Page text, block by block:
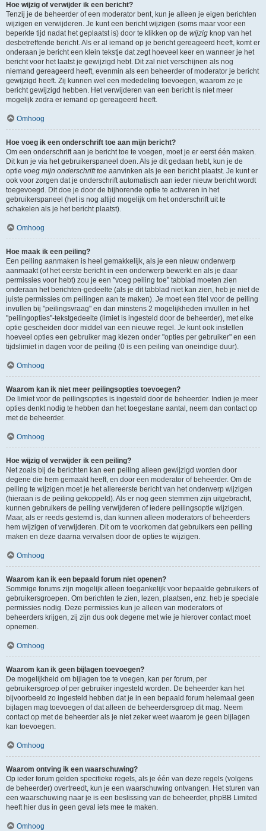
Hoe wijzig of verwijder ik een bericht?
Tenzij je de beheerder of een moderator bent, kun je alleen je eigen berichten
wijzigen en verwijderen. Je kunt een bericht wijzigen (soms maar voor een
beperkte tijd nadat het geplaatst is) door te klikken op de wijzig knop van het
desbetreffende bericht. Als er al iemand op je bericht gereageerd heeft, komt er
onderaan je bericht een klein tekstje dat zegt hoeveel keer en wanneer je het
bericht voor het laatst je gewijzigd hebt. Dit zal niet verschijnen als nog
niemand gereageerd heeft, evenmin als een beheerder of moderator je bericht
gewijzigd heeft. Zij kunnen wel een mededeling toevoegen, waarom ze je
bericht gewijzigd hebben. Het verwijderen van een bericht is niet meer
mogelijk zodra er iemand op gereageerd heeft.
Omhoog
Hoe voeg ik een onderschrift toe aan mijn bericht?
Om een onderschrift aan je bericht toe te voegen, moet je er eerst één maken.
Dit kun je via het gebruikerspaneel doen. Als je dit gedaan hebt, kun je de
optie voeg mijn onderschrift toe aanvinken als je een bericht plaatst. Je kunt er
ook voor zorgen dat je onderschrift automatisch aan ieder nieuw bericht wordt
toegevoegd. Dit doe je door de bijhorende optie te activeren in het
gebruikerspaneel (het is nog altijd mogelijk om het onderschrift uit te
schakelen als je het bericht plaatst).
Omhoog
Hoe maak ik een peiling?
Een peiling aanmaken is heel gemakkelijk, als je een nieuw onderwerp
aanmaakt (of het eerste bericht in een onderwerp bewerkt en als je daar
permissies voor hebt) zou je een "voeg peiling toe" tabblad moeten zien
onderaan het berichten-gedeelte (als je dit tabblad niet kan zien, heb je niet de
juiste permissies om peilingen aan te maken). Je moet een titel voor de peiling
invullen bij "peilingsvraag" en dan minstens 2 mogelijkheden invullen in het
"peilingopties"-tekstgedeelte (limiet is ingesteld door de beheerder), met elke
optie gescheiden door middel van een nieuwe regel. Je kunt ook instellen
hoeveel opties een gebruiker mag kiezen onder "opties per gebruiker" en een
tijdslimiet in dagen voor de peiling (0 is een peiling van oneindige duur).
Omhoog
Waarom kan ik niet meer peilingsopties toevoegen?
De limiet voor de peilingsopties is ingesteld door de beheerder. Indien je meer
opties denkt nodig te hebben dan het toegestane aantal, neem dan contact op
met de beheerder.
Omhoog
Hoe wijzig of verwijder ik een peiling?
Net zoals bij de berichten kan een peiling alleen gewijzigd worden door
degene die hem gemaakt heeft, en door een moderator of beheerder. Om de
peiling te wijzigen moet je het allereerste bericht van het onderwerp wijzigen
(hieraan is de peiling gekoppeld). Als er nog geen stemmen zijn uitgebracht,
kunnen gebruikers de peiling verwijderen of iedere peilingsoptie wijzigen.
Maar, als er reeds gestemd is, dan kunnen alleen moderators of beheerders
hem wijzigen of verwijderen. Dit om te voorkomen dat gebruikers een peiling
maken en deze daarna vervalsen door de opties te wijzigen.
Omhoog
Waarom kan ik een bepaald forum niet openen?
Sommige forums zijn mogelijk alleen toegankelijk voor bepaalde gebruikers of
gebruikersgroepen. Om berichten te zien, lezen, plaatsen, enz. heb je speciale
permissies nodig. Deze permissies kun je alleen van moderators of
beheerders krijgen, zij zijn dus ook degene met wie je hierover contact moet
opnemen.
Omhoog
Waarom kan ik geen bijlagen toevoegen?
De mogelijkheid om bijlagen toe te voegen, kan per forum, per
gebruikersgroep of per gebruiker ingesteld worden. De beheerder kan het
bijvoorbeeld zo ingesteld hebben dat je in een bepaald forum helemaal geen
bijlagen mag toevoegen of dat alleen de beheerdersgroep dit mag. Neem
contact op met de beheerder als je niet zeker weet waarom je geen bijlagen
kan toevoegen.
Omhoog
Waarom ontving ik een waarschuwing?
Op ieder forum gelden specifieke regels, als je één van deze regels (volgens
de beheerder) overtreedt, kun je een waarschuwing ontvangen. Het sturen van
een waarschuwing naar je is een beslissing van de beheerder, phpBB Limited
heeft hier dus in geen geval iets mee te maken.
Omhoog